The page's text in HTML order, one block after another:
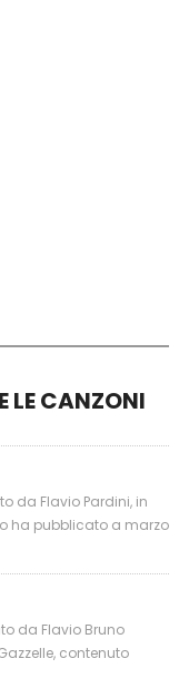
LE CANZONI
da Flavio Pardini, in
ha pubblicato a marzo
da Flavio Bruno
contenuto